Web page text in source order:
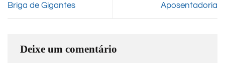
Briga de Gigantes Aposentadoria
Deixe um comentário